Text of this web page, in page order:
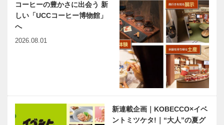
コーヒーの豊かさに出会う 新
しい「UCCコーヒー博物館」
へ
2026.08.01
新連載企画｜KOBECCO×イベ
ントミツケタ!｜“大人”の夏グ